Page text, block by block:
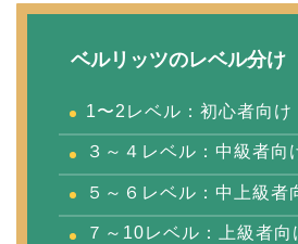
ベルリッツのレベル分け
1〜2レベル：初心者向け
３～４レベル：中級者向
５～６レベル：中上級者
７～10レベル：上級者向